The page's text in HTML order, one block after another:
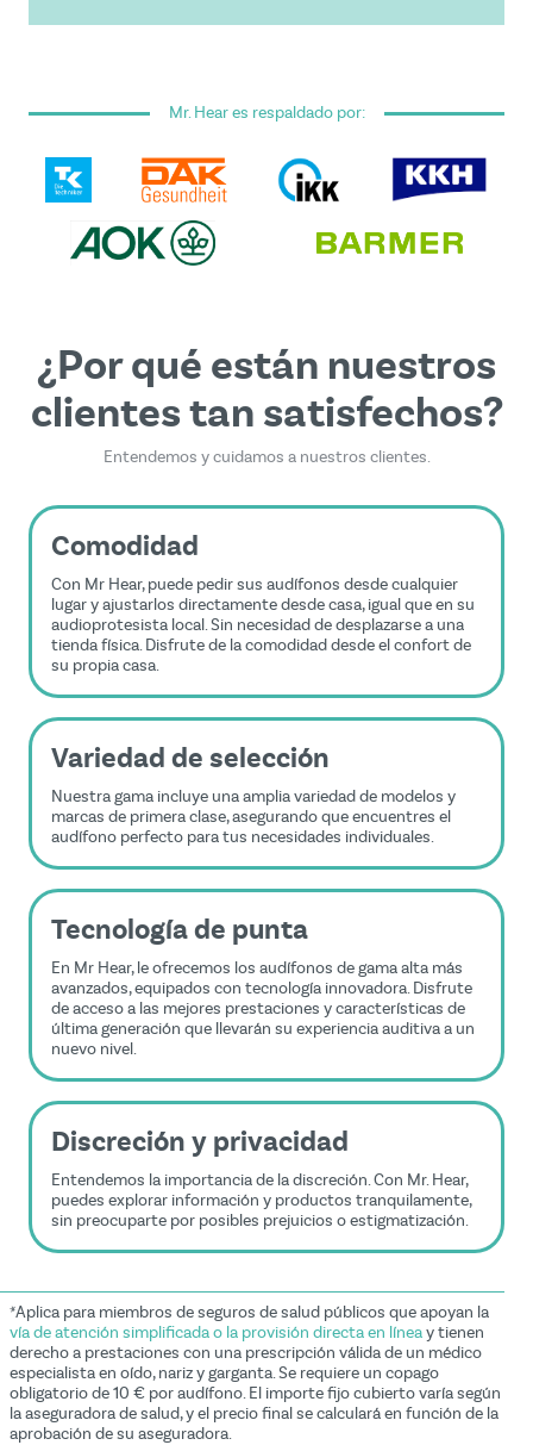
Este formulario está protegido por reCAPTCHA - se
aplican la
Política de privacidad de Google
y los
Términos de servicio
Mr. Hear es respaldado por:
¿Por qué están nuestros
clientes tan satisfechos?
Entendemos y cuidamos a nuestros clientes.
Comodidad
Con Mr Hear, puede pedir sus audífonos desde cualquier
lugar y ajustarlos directamente desde casa, igual que en su
audioprotesista local. Sin necesidad de desplazarse a una
tienda física. Disfrute de la comodidad desde el confort de
su propia casa.
Variedad de selección
Nuestra gama incluye una amplia variedad de modelos y
marcas de primera clase, asegurando que encuentres el
audífono perfecto para tus necesidades individuales.
Tecnología de punta
En Mr Hear, le ofrecemos los audífonos de gama alta más
avanzados, equipados con tecnología innovadora. Disfrute
de acceso a las mejores prestaciones y características de
última generación que llevarán su experiencia auditiva a un
nuevo nivel.
Discreción y privacidad
Entendemos la importancia de la discreción. Con Mr. Hear,
puedes explorar información y productos tranquilamente,
sin preocuparte por posibles prejuicios o estigmatización.
*Aplica para miembros de seguros de salud públicos que apoyan la
vía de atención simplificada o la provisión directa en líneay tienen
derecho a prestaciones con una prescripción válida de un médico
especialista en oído, nariz y garganta. Se requiere un copago
obligatorio de 10 € por audífono. El importe fijo cubierto varía según
la aseguradora de salud, y el precio final se calculará en función de la
aprobación de su aseguradora.